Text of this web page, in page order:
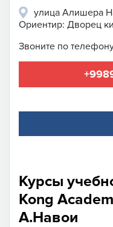
улица Алишера
Ориентир: Дворец
Звоните по
Курсы
Kong
А.Навои